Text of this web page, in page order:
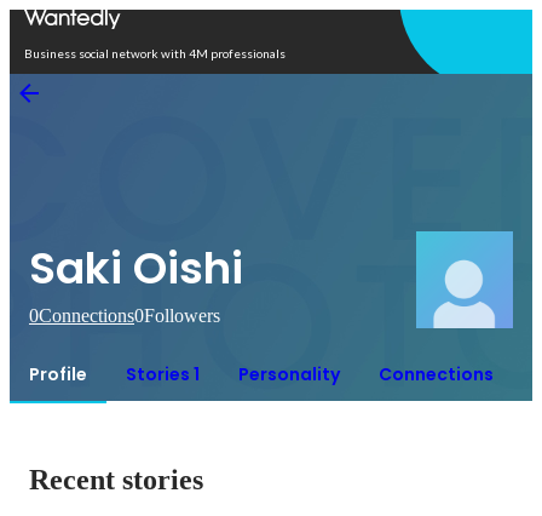
Business social network with 4M professionals
Saki Oishi
0Connections0Followers
Profile Stories 1 Personality Connections
Recent stories